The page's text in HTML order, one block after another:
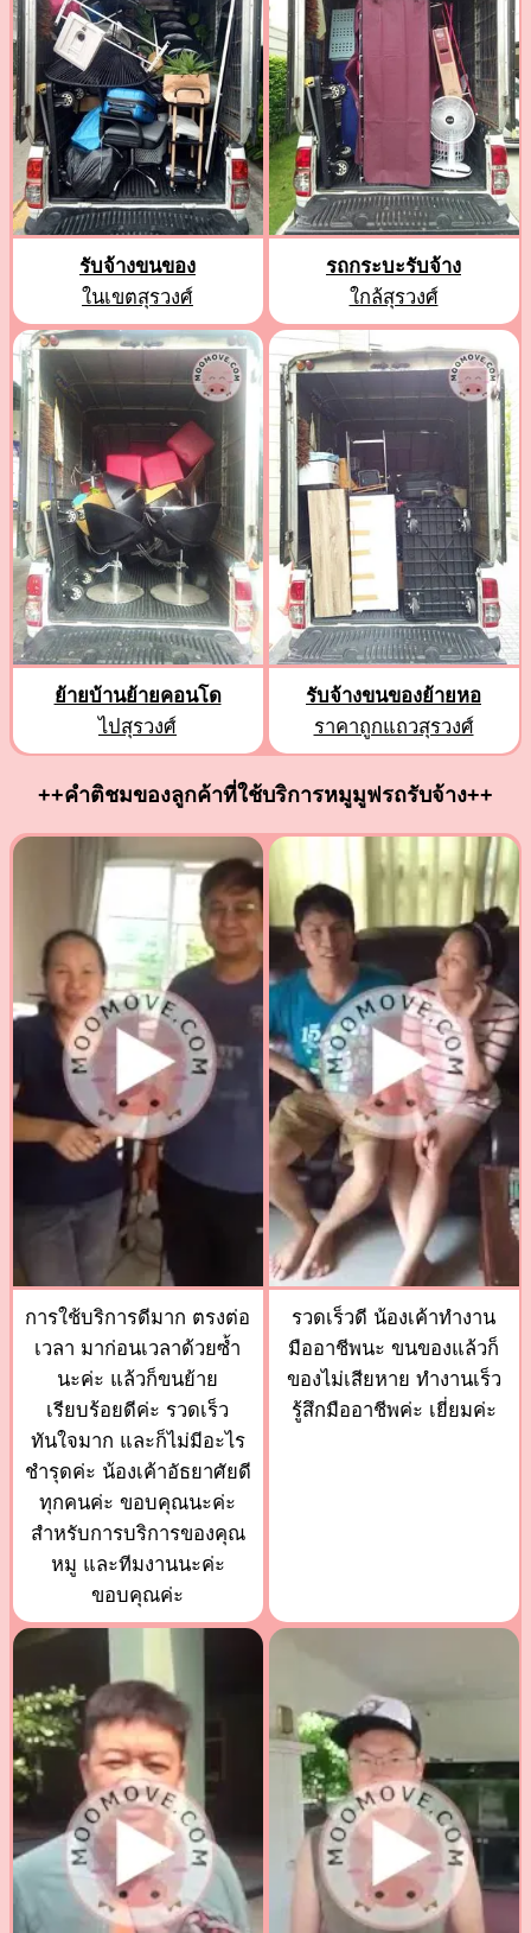
รับจ้างขนของ
ในเขตสุรวงศ์
รถกระบะรับจ้าง
ใกล้สุรวงศ์
ย้ายบ้านย้ายคอนโด
ไปสุรวงศ์
รับจ้างขนของย้ายหอ
ราคาถูกแถวสุรวงศ์
++คำติชมของลูกค้าที่ใช้บริการหมูมูฟรถรับจ้าง++
การใช้บริการดีมาก ตรงต่อ
เวลา มาก่อนเวลาด้วยซ้ำ
นะค่ะ แล้วก็ขนย้าย
เรียบร้อยดีค่ะ รวดเร็ว
ทันใจมาก และก็ไม่มีอะไร
ชำรุดค่ะ น้องเค้าอัธยาศัยดี
ทุกคนค่ะ ขอบคุณนะค่ะ
สำหรับการบริการของคุณ
หมู และทีมงานนะค่ะ
ขอบคุณค่ะ
รวดเร็วดี น้องเค้าทำงาน
มืออาชีพนะ ขนของแล้วก็
ของไม่เสียหาย ทำงานเร็ว
รู้สึกมืออาชีพค่ะ เยี่ยมค่ะ